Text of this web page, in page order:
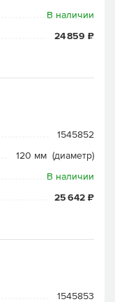
В наличии
24 859 ₽
1545852
120 мм (диаметр)
В наличии
25 642 ₽
1545853